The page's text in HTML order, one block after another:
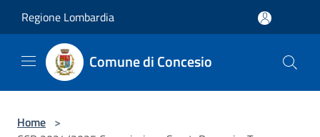
Regione Lombardia
Comune di Concesio
Home >